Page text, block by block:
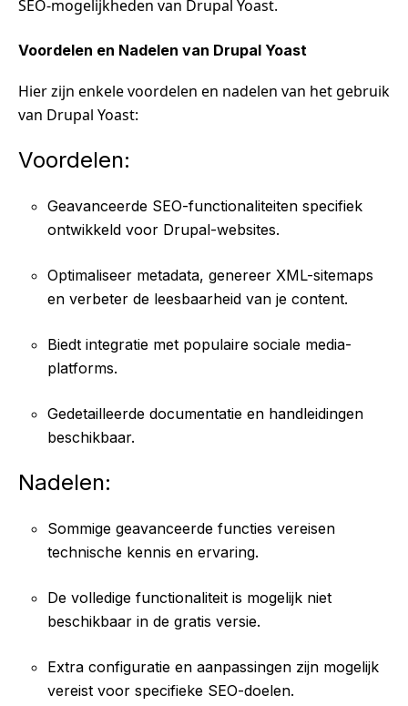
SEO-mogelijkheden van Drupal Yoast.
Voordelen en Nadelen van Drupal Yoast
Hier zijn enkele voordelen en nadelen van het gebruik
van Drupal Yoast:
Voordelen:
Geavanceerde SEO-functionaliteiten specifiek
ontwikkeld voor Drupal-websites.
Optimaliseer metadata, genereer XML-sitemaps
en verbeter de leesbaarheid van je content.
Biedt integratie met populaire sociale media-
platforms.
Gedetailleerde documentatie en handleidingen
beschikbaar.
Nadelen:
Sommige geavanceerde functies vereisen
technische kennis en ervaring.
De volledige functionaliteit is mogelijk niet
beschikbaar in de gratis versie.
Extra configuratie en aanpassingen zijn mogelijk
vereist voor specifieke SEO-doelen.